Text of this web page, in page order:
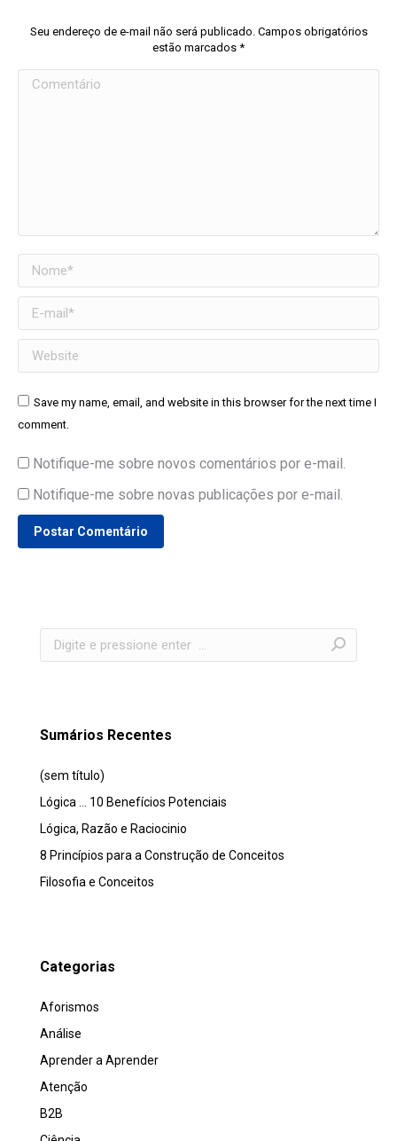
Seu endereço de e-mail não será publicado. Campos obrigatórios
estão marcados *
Comentário
Nome *
E-mail *
Website
Save my name, email, and website in this browser for the next time I
comment.
Notifique-me sobre novos comentários por e-mail.
Notifique-me sobre novas publicações por e-mail.
Postar Comentário
Search:
Sumários Recentes
(sem título)
Lógica … 10 Benefícios Potenciais
Lógica, Razão e Raciocinio
8 Princípios para a Construção de Conceitos
Filosofia e Conceitos
Categorias
Aforismos
Análise
Aprender a Aprender
Atenção
B2B